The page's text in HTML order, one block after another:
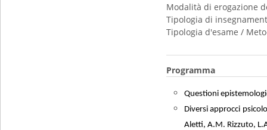
Modalità di erogazione
Tipologia di
Tipologia d'esame /
Programma
Questioni
Diversi approcci
Aletti, A.M. Rizzuto,